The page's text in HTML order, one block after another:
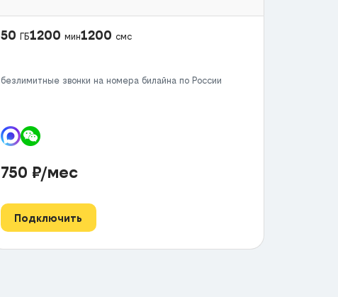
50 ГБ1200 мин1200 смс
безлимитные звонки на номера билайна по России
750 ₽/мес
Подключить